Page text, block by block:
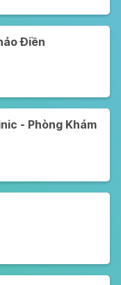
Điền
- Phòng Khám